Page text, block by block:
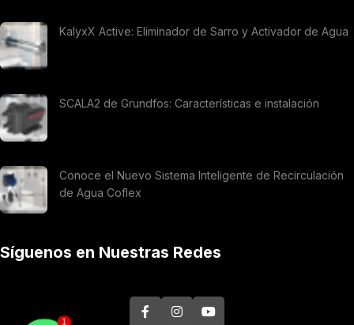
KalyxX Active: Eliminador de Sarro y Activador de Agua
SCALA2 de Grundfos: Características e instalación
Conoce el Nuevo Sistema Inteligente de Recirculación
de Agua Coflex
Síguenos en Nuestras Redes
1